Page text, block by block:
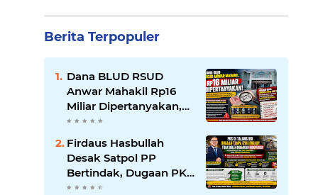
Berita Terpopuler
Dana BLUD RSUD
Anwar Mahakil Rp16
Miliar Dipertanyakan,
Publik Desak
Transparansi dan
Pengawasan
Diperketat
Firdaus Hasbullah
Desak Satpol PP
Bertindak, Dugaan PKS
Tanpa Izin Lengkap di